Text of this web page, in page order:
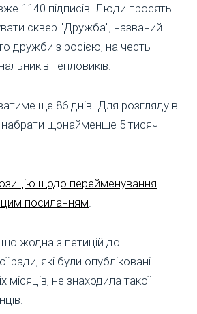
1140 підписів. Люди просять
сквер "Дружба", названий
дружби з росією, на честь
тепловиків.
ще 86 днів. Для розгляду в
набрати щонайменше 5 тисяч
щодо перейменування
посиланням.
що жодна з петицій до
ради, які були опубліковані
місяців, не знаходила такої